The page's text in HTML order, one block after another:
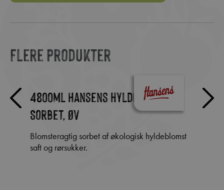
Flere produkter
4800ml Hansens hyldeblomst
Sorbet, ØV
Blomsteragtig sorbet af økologisk hyldeblomst
saft og rørsukker.